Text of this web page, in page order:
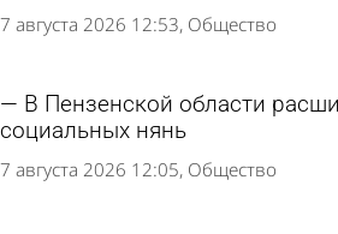
7 августа 2026 12:53 Общество
В Пензенской области
социальных нянь
7 августа 2026 12:05 Общество